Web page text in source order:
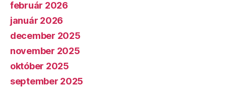
február 2026
január 2026
december 2025
november 2025
október 2025
september 2025